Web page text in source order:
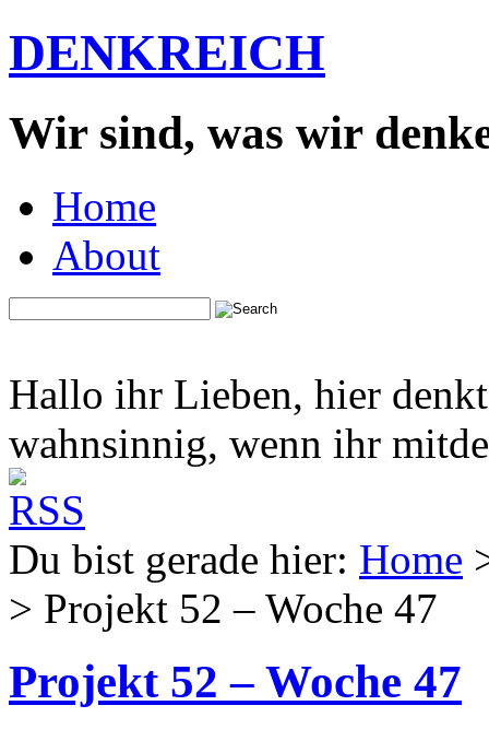
DENKREICH
Wir sind, was wir
Home
About
Hallo ihr Lieben, hier
wahnsinnig, wenn ihr
Du bist gerade hier: Home
> Projekt 52 – Woche 47
Projekt 52 – Woche 47